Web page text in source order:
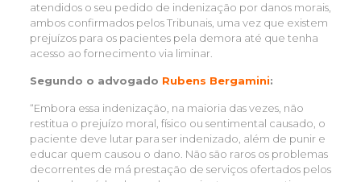
atendidos o seu pedido de indenização por danos morais,
ambos confirmados pelos Tribunais, uma vez que existem
prejuízos para os pacientes pela demora até que tenha
acesso ao fornecimento via liminar.
Segundo o advogado Rubens Bergamini:
“Embora essa indenização, na maioria das vezes, não
restitua o prejuízo moral, físico ou sentimental causado, o
paciente deve lutar para ser indenizado, além de punir e
educar quem causou o dano. Não são raros os problemas
decorrentes de má prestação de serviços ofertados pelos